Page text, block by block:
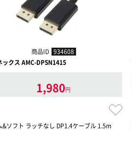
商品ID 934608
ックス AMC-DPSN1415
1,980円
&ソフト ラッチなし DP1.4ケーブル 1.5m